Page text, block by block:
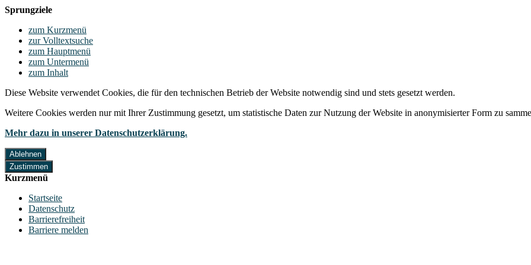
Sprungziele
zum Kurzmenü
zur Volltextsuche
zum Hauptmenü
zum Untermenü
zum Inhalt
Diese Website verwendet Cookies, die für den technischen Betrieb der Website notwendig sind und stets gesetzt werden.
Weitere Cookies werden nur mit Ihrer Zustimmung gesetzt, um statistische Daten zur Nutzung der Website in anonymisierter Form zu
Mehr dazu in unserer Datenschutzerklärung.
Ablehnen
Zustimmen
Kurzmenü
Startseite
Datenschutz
Barrierefreiheit
Barriere melden